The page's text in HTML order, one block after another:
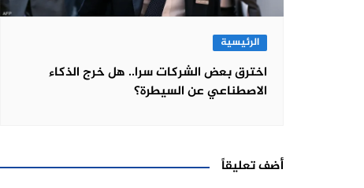
الرئيسية
اخترق بعض الشركات سرا.. هل خرج الذكاء
الاصطناعي عن السيطرة؟
أضف تعليقاً